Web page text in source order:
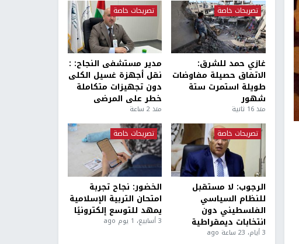
تصريحات خاصة
غازي حمد للشرق:
الاتفاق حصيلة مفاوضات
طويلة استمرت ستة
شهور
منذ 16 ثانية
تصريحات خاصة
مدير مستشفى النجاح: :
نقل أجهزة غسيل الكلى
دون تجهيزات متكاملة
خطر على المرضى
منذ 2 ساعة
تصريحات خاصة
الرجوب: لا مستقبل
للنظام السياسي
الفلسطيني دون
انتخابات ديمقراطية
3 أيام، 23 ساعة ago
تصريحات خاصة
الخضور: نجاح تجربة
امتحان التربية الإسلامية
يمهد للتوسع إلكترونيًا
3 أسابيع، 1 يوم ago